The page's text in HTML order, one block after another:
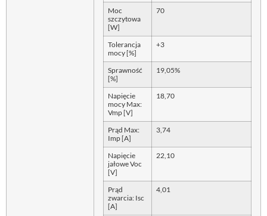
Moc
szczytowa
[W]
70
Tolerancja
mocy [%]
+3
Sprawność
[%]
19,05%
Napięcie
mocy Max:
Vmp [V]
18,70
Prąd Max:
Imp [A]
3,74
Napięcie
jałowe Voc
[V]
22,10
Prąd
zwarcia: Isc
[A]
4,01